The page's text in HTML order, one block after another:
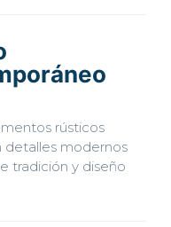
rústicos
detalles modernos
tradición y diseño